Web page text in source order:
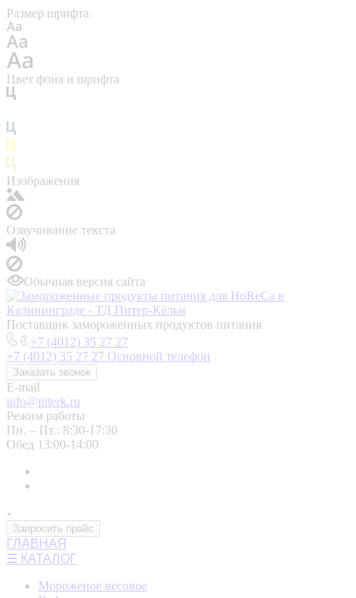
Размер шрифта
Цвет фона и шрифта
Изображения
Озвучивание текста
Обычная версия сайта
Поставщик замороженных продуктов питания
+7 (4012) 35 27 27
+7 (4012) 35 27 27 Основной телефон
Заказать звонок
E-mail
info@piterk.ru
Режим работы
Пн. – Пт.: 8:30-17:30
Обед 13:00-14:00
Запросить прайс
ГЛАВНАЯ
☰ КАТАЛОГ
Мороженое весовое